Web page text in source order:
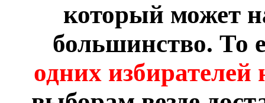
который может
большинство. То
одних избирателей